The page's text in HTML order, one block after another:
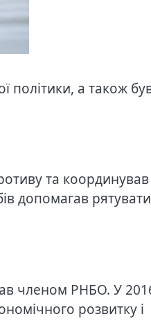
політики, а також
та координував
допомагав рятувати
членом РНБО. У
розвитку і